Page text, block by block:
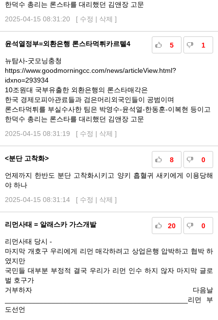
한덕수 총리는 론스타를 대리했던 김앤장 고문
2025-04-15 08:31:20 [ 수정 | 삭제 ]
5 1
윤석열정부=외환은행 론스타먹튀카르텔4
뉴탐사-굿모닝충청
https://www.goodmorningcc.com/news/articleView.html?
idxno=293934
10조원대 국부유출한 외환은행의 론스타매각은
한국 경제모피아관료들과 검은머리외국인들이 공범이며
론스타먹튀를 부실수사한 팀은 박영수-윤석열-한동훈-이복현 등이고
한덕수 총리는 론스타를 대리했던 김앤장 고문
2025-04-15 08:31:19 [ 수정 | 삭제 ]
8 0
<분단 고착화>
언제까지 한반도 분단 고착화시키고 양키 흡혈귀 새키에게 이용당해
야 하나
2025-04-15 08:31:14 [ 수정 | 삭제 ]
20 0
리먼사태 = 알래스카 가스개발
리먼사태 당시 -
마지막 개호구 우리에게 리먼 매각하려고 상업은행 압박하고 협박 하
였지만
국민들 대부분 부정적 결국 우리가 리먼 인수 하지 않자 마지막 글로
벌 호구가
거부하자 다음날
_______________________________________________리먼 부
도선언